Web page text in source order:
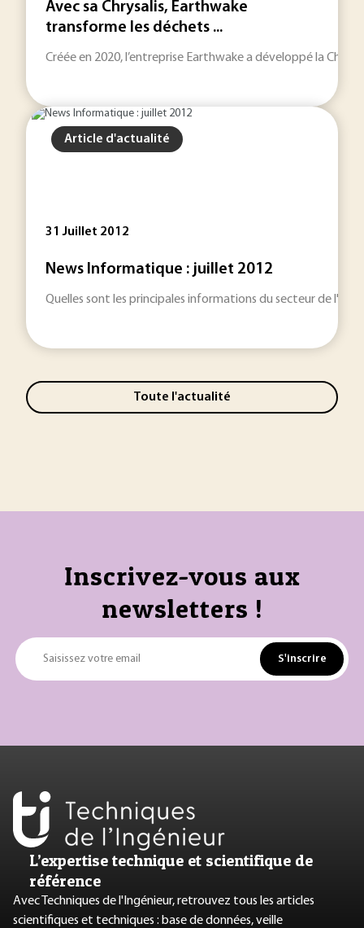
Avec sa Chrysalis, Earthwake
transforme les déchets ...
Créée en 2020, l’entreprise Earthwake a développé la
Article d'actualité
31 Juillet 2012
News Informatique : juillet 2012
Quelles sont les principales informations du secteur de
Toute l'actualité
Inscrivez-vous aux
newsletters !
Saisissez votre email S'inscrire
L’expertise technique et scientifique de
référence
Avec Techniques de l'Ingénieur, retrouvez tous les articles
scientifiques et techniques : base de données, veille